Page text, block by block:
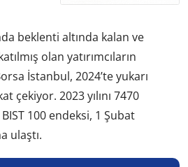
beklenti altında kalan ve
olan yatırımcıların
İstanbul, 2024’te yukarı
çekiyor. 2023 yılını 7470
100 endeksi, 1 Şubat
ulaştı.